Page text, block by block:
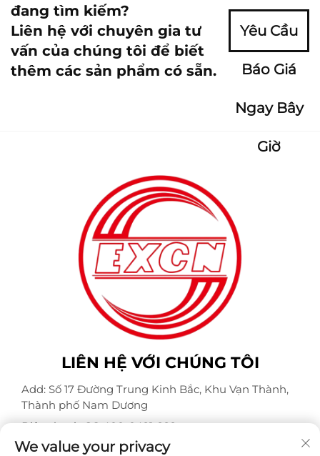
đang tìm kiếm?
Liên hệ với chuyên gia tư
vấn của chúng tôi để biết
thêm các sản phẩm có sẵn.
Yêu Cầu
Báo Giá
Ngay Bây
Giờ
LIÊN HỆ VỚI CHÚNG TÔI
Add: Số 17 Đường Trung Kinh Bắc, Khu Vạn Thành,
Thành phố Nam Dương
Điện thoại:+86-400-0491-999
Email:[email protected]
We value your privacy